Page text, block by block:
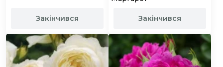
Закінчився Закінчився